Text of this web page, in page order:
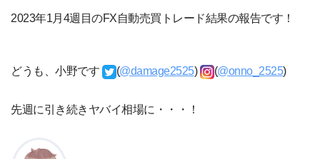
2023年1月4週目のFX自動売買トレード結果の報告です！
どうも、小野です (@damage2525) (@onno_2525)
先週に引き続きヤバイ相場に・・・！